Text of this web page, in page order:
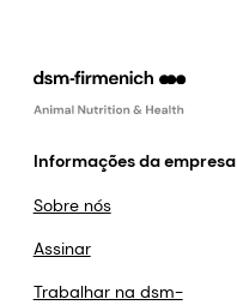
Informações da empresa
Sobre nós
Assinar
Trabalhar na dsm-